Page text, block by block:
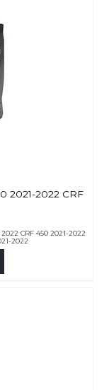
2021-2022 CRF
CRF 450 2021-2022
2022